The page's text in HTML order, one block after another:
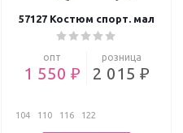
57127 Костюм спорт. мал
опт
1 550 ₽
розница
2 015 ₽
104 110 116 122